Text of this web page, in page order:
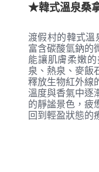
★韓式溫泉桑
渡假村的韓式溫
富含碳酸氫鈉的
能讓肌膚柔嫩
泉、熱泉、麥飯
釋放生物紅外線
溫度與香氣中逐
的靜謐景色，疲
回到輕盈狀態的